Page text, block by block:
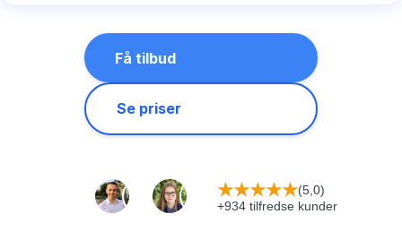
Få tilbud
Se priser
★★★★★(5,0)
+934 tilfredse kunder